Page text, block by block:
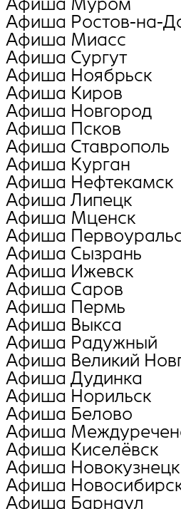
Афиша Муром
Афиша Ростов-на-
Афиша Миасс
Афиша Сургут
Афиша Ноябрьск
Афиша Киров
Афиша Новгород
Афиша Псков
Афиша Ставрополь
Афиша Курган
Афиша Нефтекамск
Афиша Липецк
Афиша Мценск
Афиша
Афиша Сызрань
Афиша Ижевск
Афиша Саров
Афиша Пермь
Афиша Выкса
Афиша Радужный
Афиша Великий
Афиша Дудинка
Афиша Норильск
Афиша Белово
Афиша
Афиша Киселёвск
Афиша Новокузнецк
Афиша
Афиша Барнаул